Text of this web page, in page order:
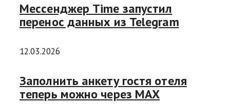
Мессенджер Time запустил
перенос данных из Telegram
12.03.2026
Заполнить анкету гостя отеля
теперь можно через МAX